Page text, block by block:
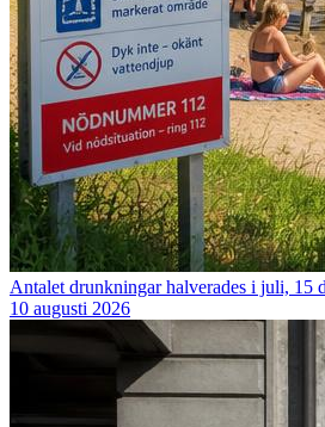
Antalet drunkningar halverades i juli, 15
10 augusti 2026